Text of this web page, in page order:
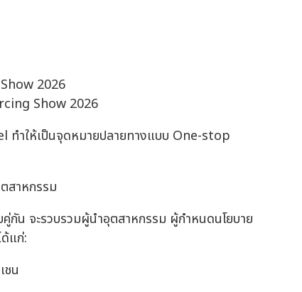
2026
Show 2026
ทำให้เป็นจุดหมายปลายทางแบบ One-stop
สาหกรรม
น จะรวบรวมผู้นำอุตสาหกรรม ผู้กำหนดนโยบาย
แก่:
ชน